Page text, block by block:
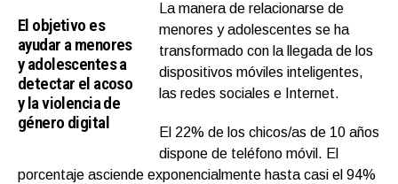
El objetivo es
ayudar a menores
y adolescentes a
detectar el acoso
y la violencia de
género digital
La manera de relacionarse de
menores y adolescentes se ha
transformado con la llegada de los
dispositivos móviles inteligentes,
las redes sociales e Internet.
El 22% de los chicos/as de 10 años
dispone de teléfono móvil. El
porcentaje asciende exponencialmente hasta casi el 94%